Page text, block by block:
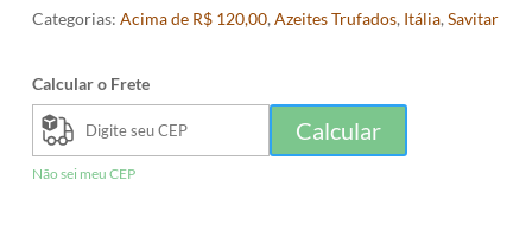
Categorias: Acima de R$ 120,00, Azeites Trufados, Itália, Savitar
Calcular o Frete
Calcular
Não sei meu CEP